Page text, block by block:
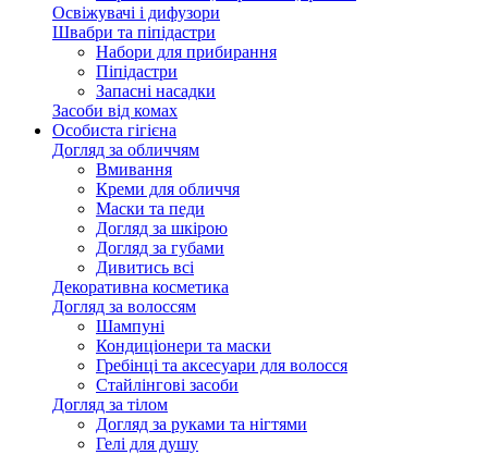
Освіжувачі і дифузори
Швабри та піпідастри
Набори для прибирання
Піпідастри
Запасні насадки
Засоби від комах
Особиста гігієна
Догляд за обличчям
Вмивання
Креми для обличчя
Маски та педи
Догляд за шкірою
Догляд за губами
Дивитись всі
Декоративна косметика
Догляд за волоссям
Шампуні
Кондиціонери та маски
Гребінці та аксесуари для волосся
Стайлінгові засоби
Догляд за тілом
Догляд за руками та нігтями
Гелі для душу